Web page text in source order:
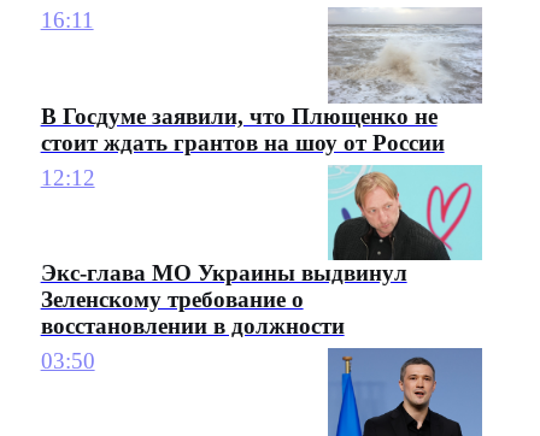
16:11
В Госдуме заявили, что Плющенко не
стоит ждать грантов на шоу от России
12:12
Экс-глава МО Украины выдвинул
Зеленскому требование о
восстановлении в должности
03:50